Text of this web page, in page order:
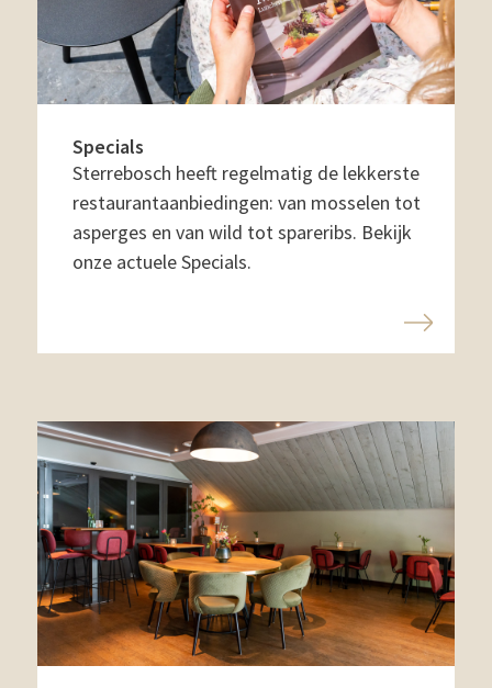
Specials
Sterrebosch heeft regelmatig de lekkerste
restaurantaanbiedingen: van mosselen tot
asperges en van wild tot spareribs. Bekijk
onze actuele Specials.